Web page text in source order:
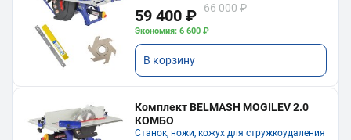
59 400 ₽ 66 000 ₽
Экономия: 6 600 ₽
В корзину
Комплект BELMASH MOGILEV 2.0
КОМБО
Станок, ножи, кожух для стружкоудаления